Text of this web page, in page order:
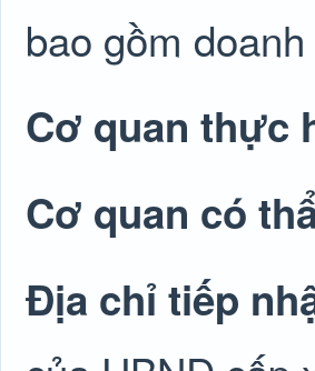
bao gồm
Cơ quan thực
Cơ quan có
Địa chỉ tiếp